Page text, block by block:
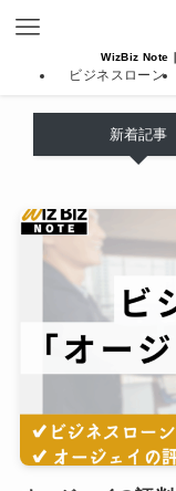
WizBiz Note
ビジネスローン
新着記事